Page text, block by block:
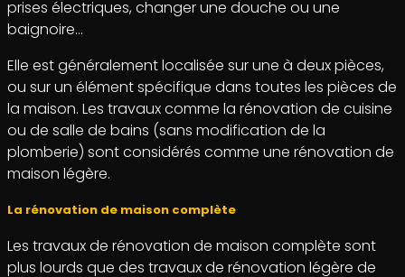
prises électriques, changer une douche ou une
baignoire…
Elle est généralement localisée sur une à deux pièces,
ou sur un élément spécifique dans toutes les pièces de
la maison. Les travaux comme la rénovation de cuisine
ou de salle de bains (sans modification de la
plomberie) sont considérés comme une rénovation de
maison légère.
La rénovation de maison complète
Les travaux de rénovation de maison complète sont
plus lourds que des travaux de rénovation légère de